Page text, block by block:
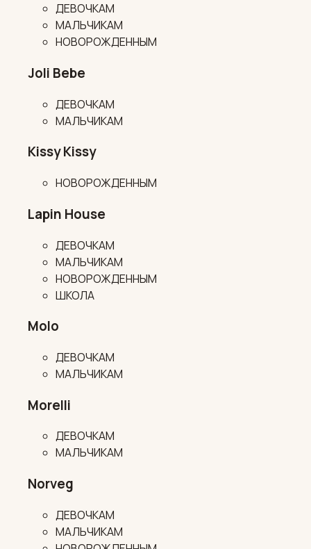
ДЕВОЧКАМ
МАЛЬЧИКАМ
НОВОРОЖДЕННЫМ
Joli Bebe
ДЕВОЧКАМ
МАЛЬЧИКАМ
Kissy Kissy
НОВОРОЖДЕННЫМ
Lapin House
ДЕВОЧКАМ
МАЛЬЧИКАМ
НОВОРОЖДЕННЫМ
ШКОЛА
Molo
ДЕВОЧКАМ
МАЛЬЧИКАМ
Morelli
ДЕВОЧКАМ
МАЛЬЧИКАМ
Norveg
ДЕВОЧКАМ
МАЛЬЧИКАМ